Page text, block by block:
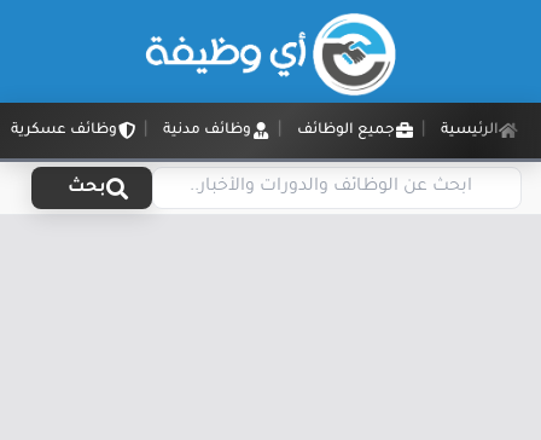
الرئيسية جميع الوظائف وظائف مدنية وظائف عسكرية
بحث